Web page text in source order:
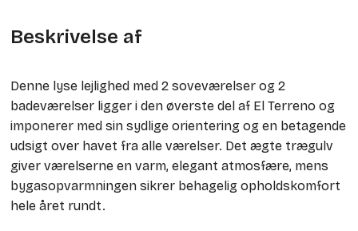
Beskrivelse af
Denne lyse lejlighed med 2 soveværelser og 2
badeværelser ligger i den øverste del af El Terreno og
imponerer med sin sydlige orientering og en betagende
udsigt over havet fra alle værelser. Det ægte trægulv
giver værelserne en varm, elegant atmosfære, mens
bygasopvarmningen sikrer behagelig opholdskomfort
hele året rundt.